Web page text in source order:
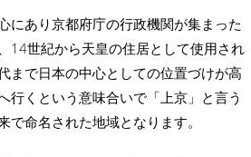
にあり京都府庁の行政機関が集まった
14世紀から天皇の住居として使用され
まで日本の中心としての位置づけが高
行くという意味合いで「上京」と言う
で命名された地域となります。